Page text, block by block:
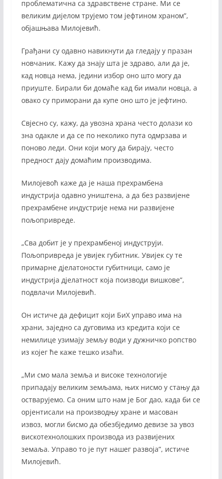
проблематична са здравствене стране. Ми се
великим дијелом трујемо том јефтином храном”,
објашњава Милојевић.
Грађани су одавно навикнути да гледају у празан
новчаник. Кажу да знају шта је здраво, али да је,
кад новца нема, једини избор оно што могу да
приуште. Бирали би домаће кад би имали новца, а
овако су приморани да купе оно што је јефтино.
Свјесно су, кажу, да увозна храна често долази ко
зна одакле и да се по неколико пута одмрзава и
поново леди. Они који могу да бирају, често
предност дају домаћим производима.
Милојевоћ каже да је наша прехрамбена
индустрија одавно уништена, а да без развијене
прехрамбене индустрије нема ни развијене
пољопривреде.
„Сва добит је у прехрамбеној индуструји.
Пољопривреда је увијек губитник. Увијек су те
примарне дјелатоности губитници, само је
индустрија дјелатност која поизводи вишкове”,
подвлачи Милојевић.
Он истиче да дефицит који БиХ управо има на
храни, заједно са дуговима из кредита који се
немилице узимају земљу води у дужничко ропство
из којег ће каже тешко изаћи.
„Ми смо мала земља и високе технологије
припадају великим земљама, њих нисмо у стању да
остварујемо. Са оним што нам је Бог дао, када би се
орјентисали на производњу хране и масован
извоз, могли бисмо да обезбједимо девизе за увоз
вискотехнолошких производа из развијених
земаља. Управо то је пут нашег развоја”, истиче
Милојевић.